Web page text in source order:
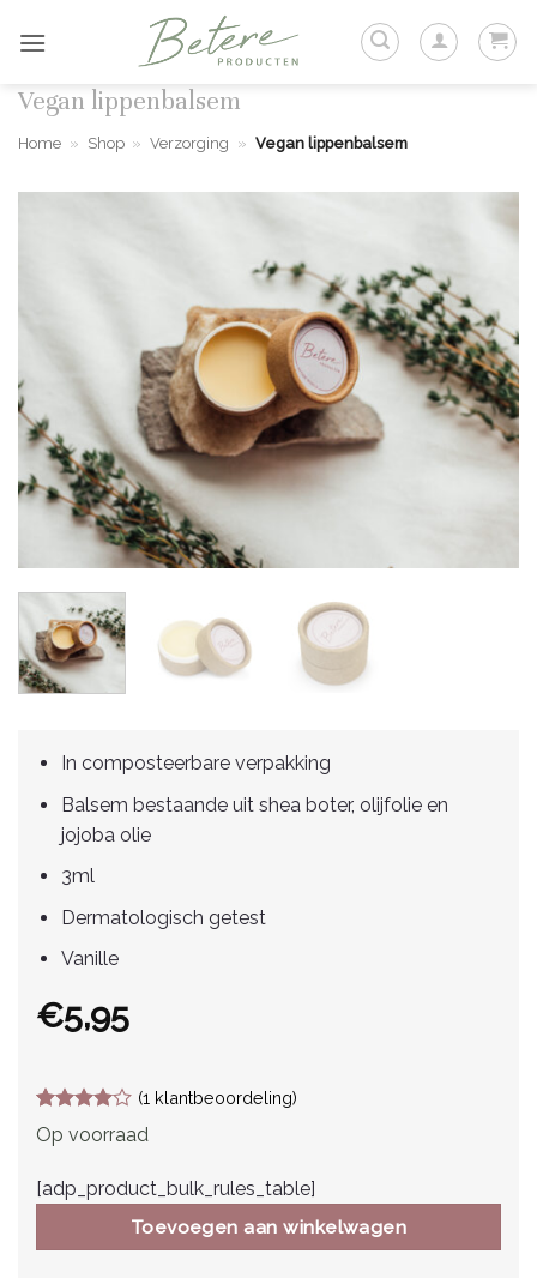
naar
Vegan lippenbalsem
Home » Shop » Verzorging » Vegan lippenbalsem
In composteerbare verpakking
Balsem bestaande uit shea boter, olijfolie en
jojoba olie
3ml
Dermatologisch getest
Vanille
€5,95
Gewaardeerd
4op 5
op
1
klantbeoordeling
(1 klantbeoordeling)
Op voorraad
[adp_product_bulk_rules_table]
Toevoegen aan winkelwagen